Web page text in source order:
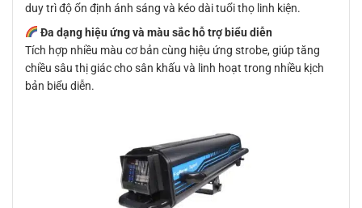
duy trì độ ổn định ánh sáng và kéo dài tuổi thọ linh kiện.
Đa dạng hiệu ứng và màu sắc hỗ trợ biểu diễn
Tích hợp nhiều màu cơ bản cùng hiệu ứng strobe, giúp tăng
chiều sâu thị giác cho sân khấu và linh hoạt trong nhiều kịch
bản biểu diễn.